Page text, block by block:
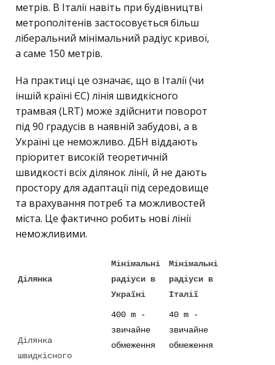
метрів. В Італії навіть при будівництві
метрополітенів застосовується більш
ліберальний мінімальний радіус кривої,
а саме 150 метрів.
На практиці це означає, що в Італії (чи
іншій країні ЄС) лінія швидкісного
трамвая (LRT) може здійснити поворот
під 90 градусів в наявній забудові, а в
Україні це неможливо. ДБН віддають
пріоритет високій теоретичній
швидкості всіх ділянок лінії, й не дають
простору для адаптації під середовище
та врахування потреб та можливостей
міста. Це фактично робить нові лінії
неможливими.
Ділянка
Мінімальні
радіуси в
Україні
Мінімальні
радіуси в
Італії
Ділянка
швидкісного
400 m -
звичайне
обмеження
40 m -
звичайне
обмеження